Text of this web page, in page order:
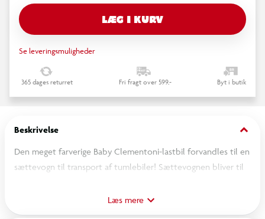
LÆG I KURV
Se leveringsmuligheder
365 dages returret Fri fragt over 599,- Byt i butik
Beskrivelse keyboard_arrow_down
Den meget farverige Baby Clementoni-lastbil forvandles til en
sættevogn til transport af tumlebiler! Sættevognen bliver til
kan køre og rulle, mens den tumler og laver sjove
saltomortaler, der vækker barnets nysgerrighed. Legetøj, der
Læs mere